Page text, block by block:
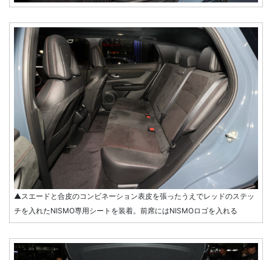
▲スエードと合皮のコンビネーション表皮を張ったうえでレッドのステッ
チを入れたNISMO専用シートを装着。前席にはNISMOロゴを入れる